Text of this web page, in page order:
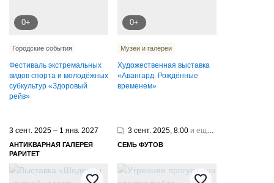
0+
Городские события
Фестиваль экстремальных
видов спорта и молодёжных
субкультур «Здоровый
рейв»
0+
Музеи и галереи
Художественная выставка
«Авангард. Рождённые
временем»
3 сент. 2025 – 1 янв. 2027
АНТИКВАРНАЯ ГАЛЕРЕЯ
РАРИТЕТ
3 сент. 2025, 8:00 и еще 1
СЕМЬ ФУТОВ